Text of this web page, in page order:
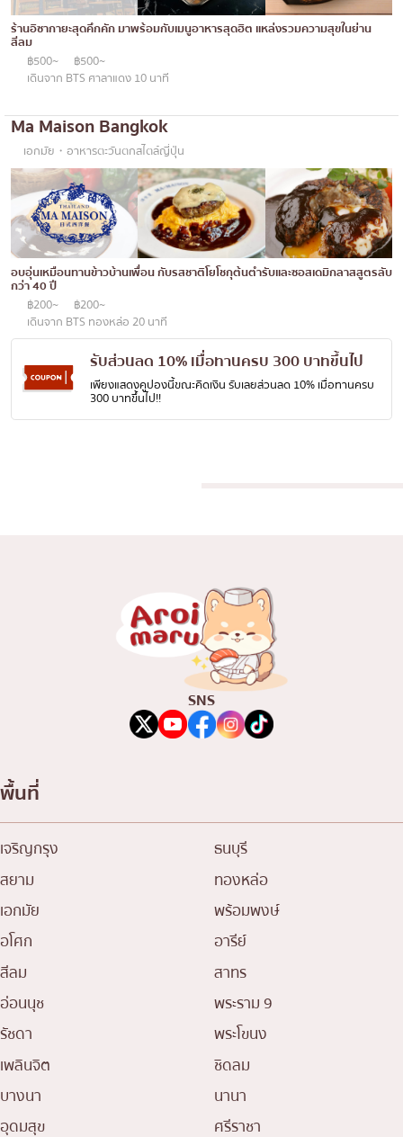
บุฟเฟต์
มิชลิน
สเต็ก
ของทอดเสียบไม้
หม้อไฟญี่ปุ่น
ของย่างเสียบไม้/เครื่องในย่าง
ร้านอาหารญี่ปุ่นแบบดั้งเดิม
ทาโกะยากิ
โอเด้ง/เมนูตุ๋นสไตล์ญี่ปุ่น
อาหารชุด/อาหารญี่ปุ่นสไตล์โฮมคุกกิ้ง
เบนโตะ/บริการส่งอาหารญี่ปุ่น
อุดมสุข
ศรีราชา
ไอคอนสยาม
เซ็นทรัลเวิลด์
นนทบุรี
เชียงใหม่
ลาดพร้าว
สมุทรปราการ
ปทุมธานี
สมุทรสาคร
พัทยา
ธนิยะ
ร้านอิซากายะสุดคึกคัก มาพร้อมกับเมนูอาหารสุดฮิต แหล่งรวมความสุขในย่าน
สีลม
฿500~
฿500~
เดินจาก BTS ศาลาแดง 10 นาที
Ma Maison Bangkok
เอกมัย・อาหารตะวันตกสไตล์ญี่ปุ่น
อบอุ่นเหมือนทานข้าวบ้านเพื่อน กับรสชาติโยโชกุต้นตำรับและซอสเดมิกลาสสูตรลับ
กว่า 40 ปี
฿200~
฿200~
เดินจาก BTS ทองหล่อ 20 นาที
รับส่วนลด 10% เมื่อทานครบ 300 บาทขึ้นไป
เพียงแสดงคูปองนี้ขณะคิดเงิน รับเลยส่วนลด 10% เมื่อทานครบ
300 บาทขึ้นไป!!
SNS
พื้นที่
เจริญกรุง
ธนบุรี
สยาม
ทองหล่อ
เอกมัย
พร้อมพงษ์
อโศก
อารีย์
สีลม
สาทร
อ่อนนุช
พระราม 9
รัชดา
พระโขนง
เพลินจิต
ชิดลม
บางนา
นานา
อุดมสุข
ศรีราชา